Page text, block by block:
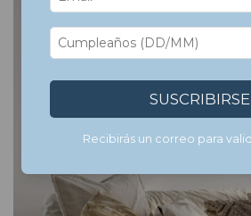
SUSCRIBIRSE
Recibirás un correo para